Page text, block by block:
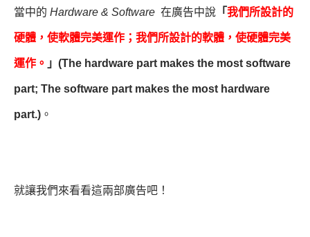
當中的 Hardware & Software 在廣告中說 「我們所設計的
硬體，使軟體完美運作；我們所設計的軟體，使硬體完美
運作。 」(The hardware part makes the most software
part; The software part makes the most hardware
part.) 。
就讓我們來看看這兩部廣告吧！